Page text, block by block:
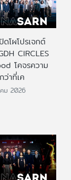
ดโผโปรเจกต์
CIRCLES
โคจรความ
าที่เค
ม 2026